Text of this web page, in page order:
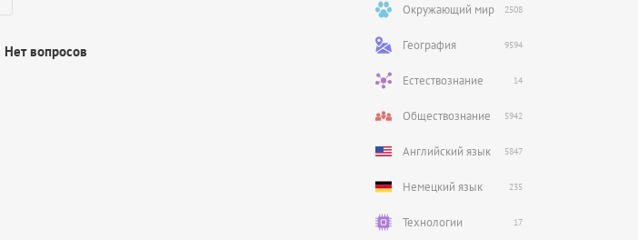
Нет вопросов
Окружающий мир 2508
География 9594
Естествознание 14
Обществознание 5942
Английский язык 5847
Немецкий язык 235
Технологии 17